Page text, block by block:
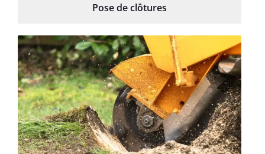
Pose de clôtures